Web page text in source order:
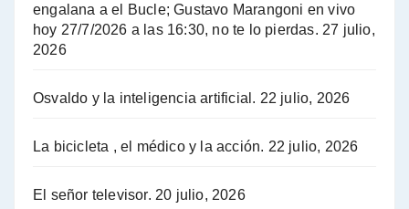
Hugo Yasky : Día de la Militancia - Hugo Yasky con Jorge Gres
Hugo Yasky sobre la Coordinadora de las Industrias de Productos Alimenticios (COPAL) - Hugo Yasky con Jorge Gres
Pablo Moyano sobre el espionaje: "Estos personajes siniestros han hecho mucho daño" - Pablo Moyano con Jorge Gres
engalana a el Bucle; Gustavo Marangoni en vivo
hoy 27/7/2026 a las 16:30, no te lo pierdas. 27 julio,
2026
Osvaldo y la inteligencia artificial. 22 julio, 2026
La bicicleta , el médico y la acción. 22 julio, 2026
El señor televisor. 20 julio, 2026